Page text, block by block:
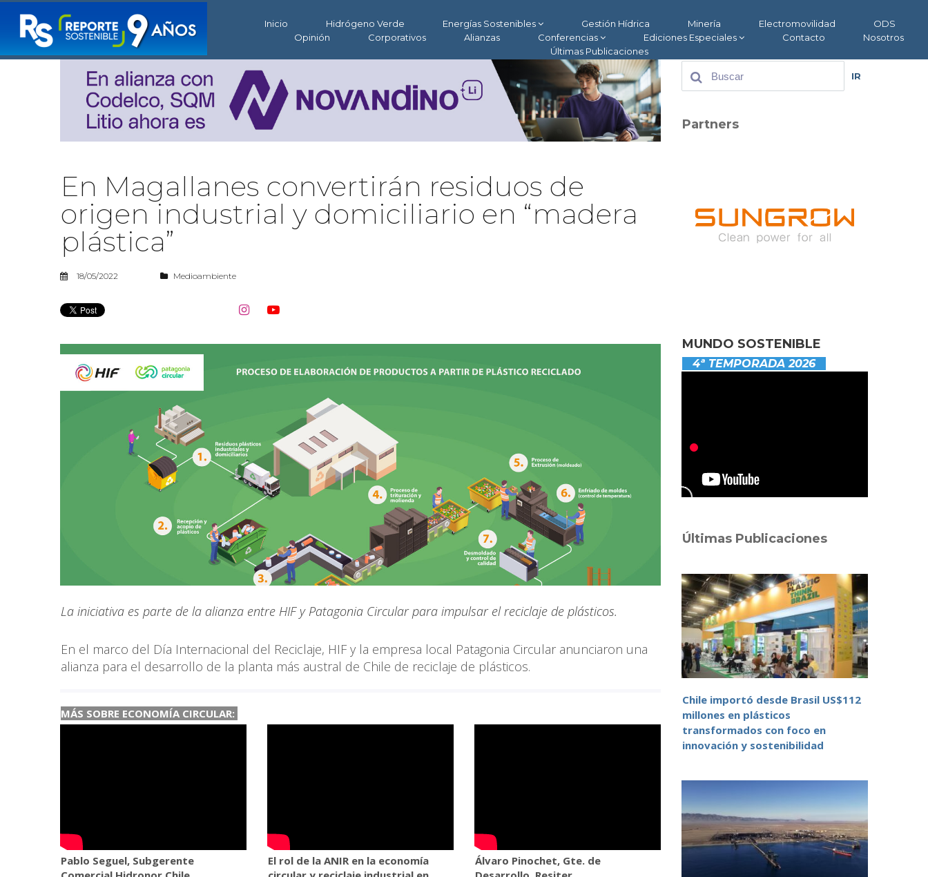
Inicio Hidrógeno Verde Energías Sostenibles Gestión Hídrica Minería Electromovilidad
ODS
Opinión
Corporativos Alianzas Conferencias Ediciones Especiales Contacto
Nosotros
Últimas Publicaciones
En Magallanes convertirán residuos de
origen industrial y domiciliario en “madera
plástica”
18/05/2022 Medioambiente
 
La iniciativa es parte de la alianza entre HIF y Patagonia Circular para impulsar el reciclaje de plásticos.
En el marco del Día Internacional del Reciclaje, HIF y la empresa local Patagonia Circular anunciaron una
alianza para el desarrollo de la planta más austral de Chile de reciclaje de plásticos.
MÁS SOBRE ECONOMÍA CIRCULAR:
Pablo Seguel, Subgerente
El rol de la ANIR en la economía
Álvaro Pinochet, Gte. de
IR
Partners
MUNDO SOSTENIBLE
4ª TEMPORADA 2026
Últimas Publicaciones
Chile importó desde Brasil US$112
millones en plásticos
transformados con foco en
innovación y sostenibilidad